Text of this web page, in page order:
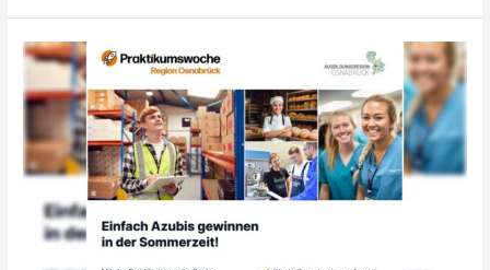
Praktikumswoche
–
Praktikumswoche
Region
Osnabrück
startet
wieder!